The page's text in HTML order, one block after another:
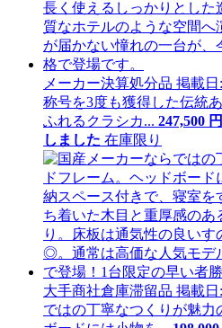
メーカー決算処分品 掲載日
称号を3度も獲得した伝統
ふれるクラシカ... 247,500 円
しました 在庫限り
大手商社倉庫滞留品 掲載日
ではの丁寧なつくりが魅力